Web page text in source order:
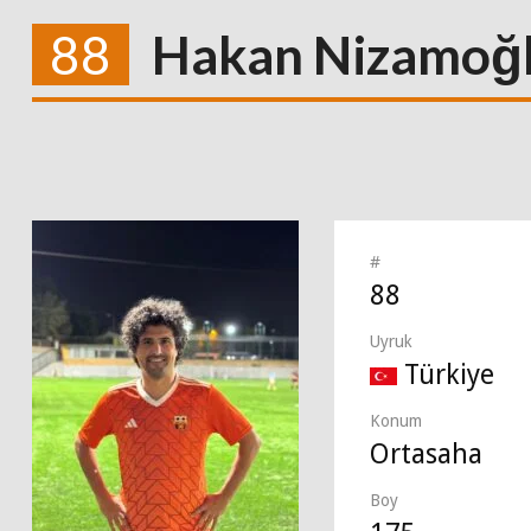
88 Hakan
#
88
Uyruk
Türkiye
Konum
Ortasaha
Boy